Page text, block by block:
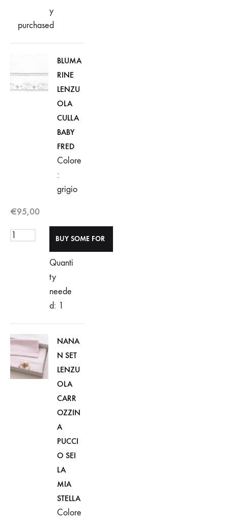
y
purchased
BLUMA
RINE
LENZU
OLA
CULLA
BABY
FRED
Colore
:
grigio
€95,00
Quanti
ty
neede
d: 1
NANA
N SET
LENZU
OLA
CARR
OZZIN
A
PUCCI
O SEI
LA
MIA
STELLA
Colore